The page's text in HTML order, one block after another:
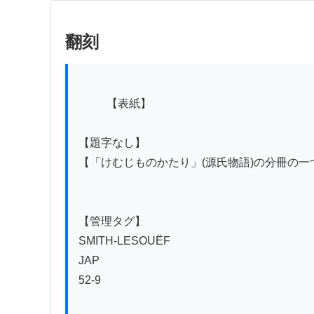
翻刻
【題字なし】
【「けむじものかたり」(源氏物語)の分冊の一
【管理タグ】
SMITH-LESOUËF
JAP
52-9